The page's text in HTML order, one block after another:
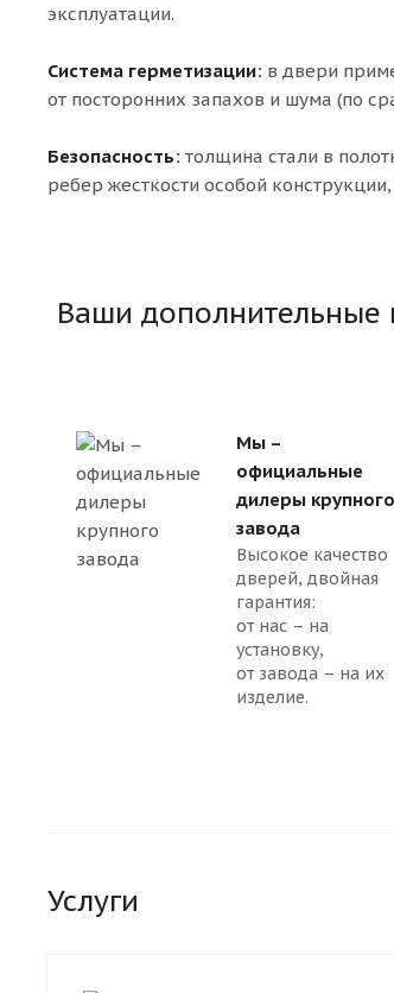
эксплуатации.
Система герметизации: в двери
от посторонних запахов и шума (по
Безопасность: толщина стали в
ребер жесткости особой
Ваши дополнительные
Мы –
официальные
дилеры крупного
завода
Высокое качество
дверей, двойная
гарантия:
от нас – на
установку,
от завода – на их
изделие.
Услуги